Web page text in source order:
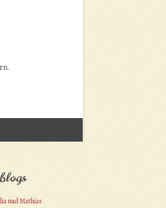
und Mathias